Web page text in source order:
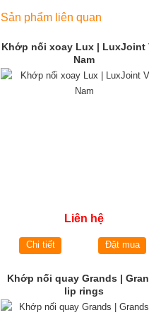
Sản phẩm liên quan
Khớp nối xoay Lux | LuxJoint
Nam
Liên hệ
Chi tiết Đặt mua
Khớp nối quay Grands |
lip rings